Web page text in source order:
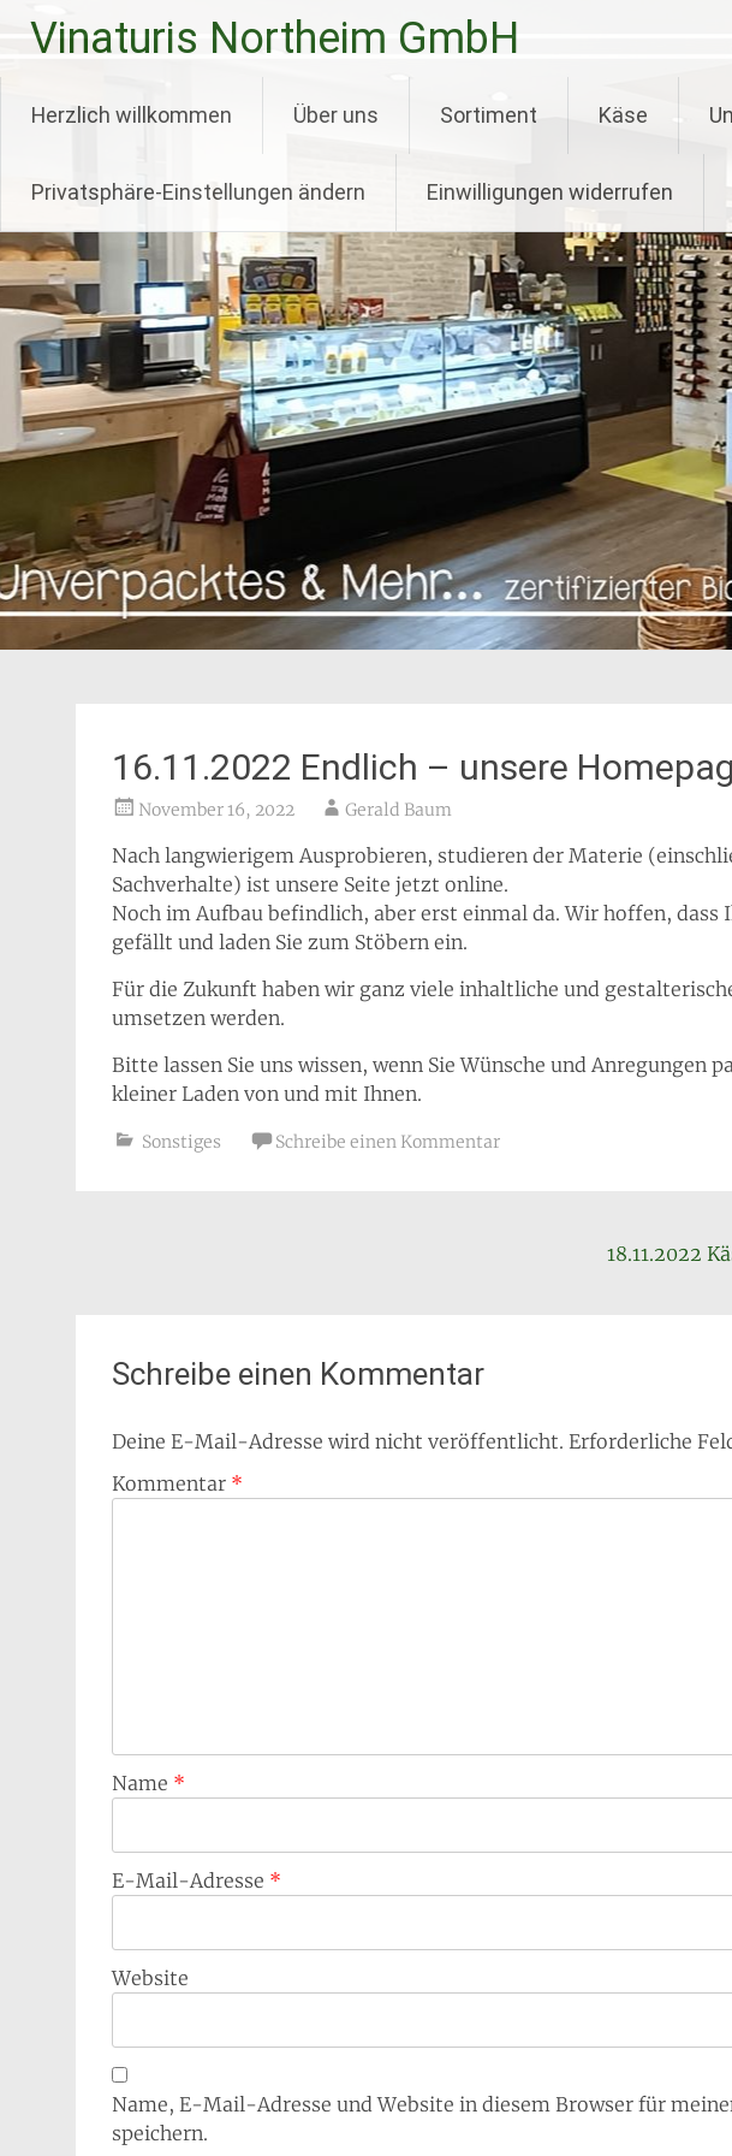
Inhalt
springen
Vinaturis Northeim GmbH
Herzlich willkommen Über uns Sortiment Käse
Privatsphäre-Einstellungen ändern Einwilligungen widerrufen
16.11.2022 Endlich – unsere
November 16, 2022 Gerald Baum
Nach langwierigem Ausprobieren, studieren der Materie
Sachverhalte) ist unsere Seite jetzt online.
Noch im Aufbau befindlich, aber erst einmal da. Wir hoffen,
gefällt und laden Sie zum Stöbern ein.
Für die Zukunft haben wir ganz viele inhaltliche und
umsetzen werden.
Bitte lassen Sie uns wissen, wenn Sie Wünsche und Anregungen
kleiner Laden von und mit Ihnen.
Sonstiges Schreibe einen Kommentar
18.11.2022
Schreibe einen Kommentar
Deine E-Mail-Adresse wird nicht veröffentlicht. Erforderliche
Kommentar *
Name *
E-Mail-Adresse *
Website
Name, E-Mail-Adresse und Website in diesem Browser für
speichern.